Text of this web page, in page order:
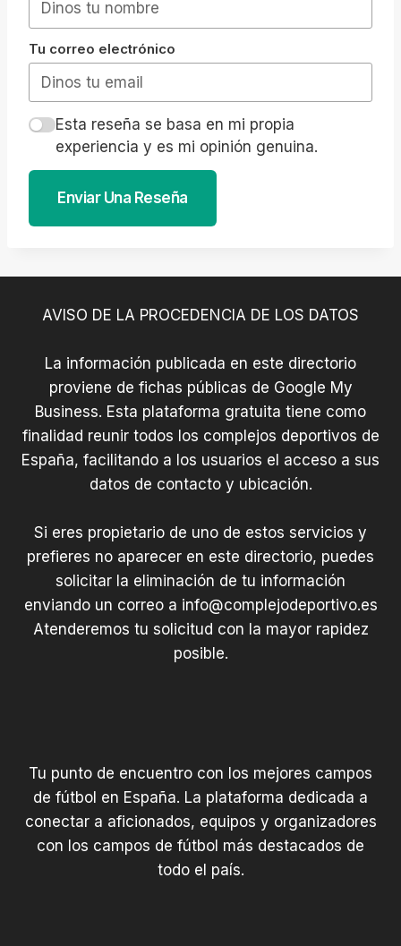
Tu correo electrónico
Esta reseña se basa en mi propia
experiencia y es mi opinión genuina.
Enviar Una Reseña
AVISO DE LA PROCEDENCIA DE LOS DATOS
La información publicada en este directorio
proviene de fichas públicas de Google My
Business. Esta plataforma gratuita tiene como
finalidad reunir todos los complejos deportivos de
España, facilitando a los usuarios el acceso a sus
datos de contacto y ubicación.
Si eres propietario de uno de estos servicios y
prefieres no aparecer en este directorio, puedes
solicitar la eliminación de tu información
enviando un correo a info@complejodeportivo.es
Atenderemos tu solicitud con la mayor rapidez
posible.
Tu punto de encuentro con los mejores campos
de fútbol en España. La plataforma dedicada a
conectar a aficionados, equipos y organizadores
con los campos de fútbol más destacados de
todo el país.